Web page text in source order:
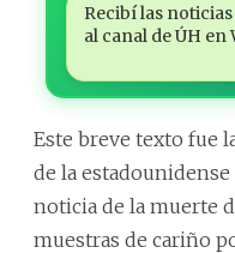
Recibí las
al canal de ÚH en
Este breve texto fue
de la estadounidense
noticia de la muerte
muestras de cariño